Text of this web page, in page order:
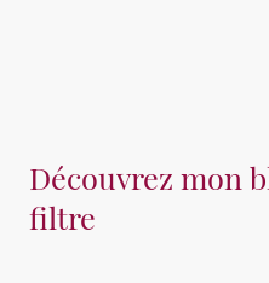
Découvrez mon
filtre